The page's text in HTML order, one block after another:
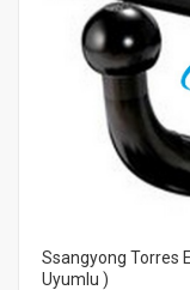
Ssangyong Torres
Uyumlu )